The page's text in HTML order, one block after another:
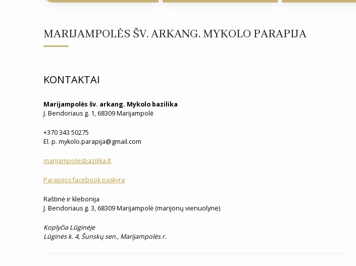
MARIJAMPOLĖS ŠV. ARKANG. MYKOLO PARAPIJA
KONTAKTAI
Marijampolės šv. arkang. Mykolo bazilika
J. Bendoriaus g. 1, 68309 Marijampolė
+370 343 50275
El. p. mykolo.parapija@gmail.com
marijampolesbazilika.lt
Parapijos facebook paskyra
Raštinė ir klebonija
J. Bendoriaus g. 3, 68309 Marijampolė (marijonų vienuolyne)
Koplyčia Lūginėje
Lūginės k. 4, Šunskų sen., Marijampolės r.